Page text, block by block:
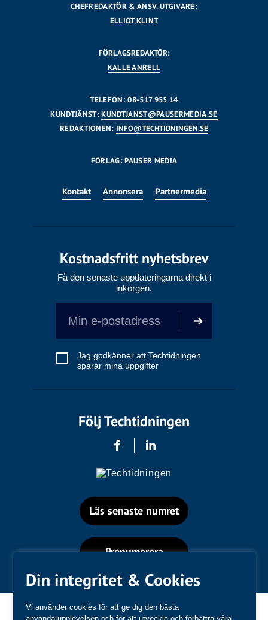
Din integritet & Cookies
Vi använder cookies för att ge dig den bästa
CHEFREDAKTÖR & ANSV. UTGIVARE:
ELLIOT KLINT
FÖRLAGSREDAKTÖR:
KALLE ANRELL
TELEFON: 08-517 955 14
KUNDTJÄNST:KUNDTJANST@PAUSERMEDIA.SE
REDAKTIONEN: INFO@TECHTIDNINGEN.SE
FÖRLAG: PAUSER MEDIA
Kontakt Annonsera Partnermedia
Kostnadsfritt nyhetsbrev
Få den senaste uppdateringarna direkt i
inkorgen.
Jag godkänner att Techtidningen
sparar mina uppgifter
Följ Techtidningen
Läs senaste numret
Prenumerera